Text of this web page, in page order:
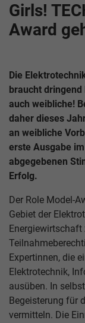
Girls!
Award
Die
braucht
auch weibliche!
daher dieses
an weibliche
erste Ausgabe
abgegebenen
Erfolg.
Der Role Model-
Gebiet der
Expertinnen, die
Elektrotechnik,
ausüben. In
Begeisterung für
vermitteln. Die